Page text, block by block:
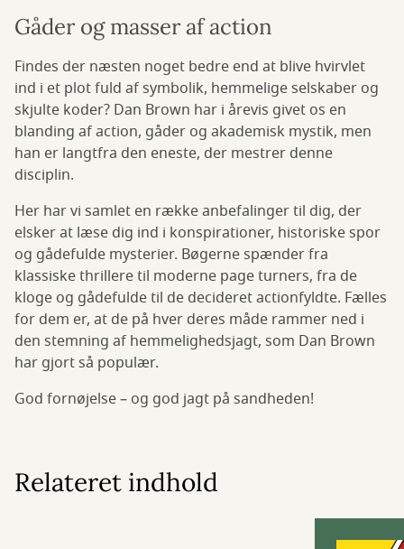
Gåder og masser af action
Findes der næsten noget bedre end at blive hvirvlet
ind i et plot fuld af symbolik, hemmelige selskaber og
skjulte koder? Dan Brown har i årevis givet os en
blanding af action, gåder og akademisk mystik, men
han er langtfra den eneste, der mestrer denne
disciplin.
Her har vi samlet en række anbefalinger til dig, der
elsker at læse dig ind i konspirationer, historiske spor
og gådefulde mysterier. Bøgerne spænder fra
klassiske thrillere til moderne page turners, fra de
kloge og gådefulde til de decideret actionfyldte. Fælles
for dem er, at de på hver deres måde rammer ned i
den stemning af hemmelighedsjagt, som Dan Brown
har gjort så populær.
God fornøjelse – og god jagt på sandheden!
Relateret indhold